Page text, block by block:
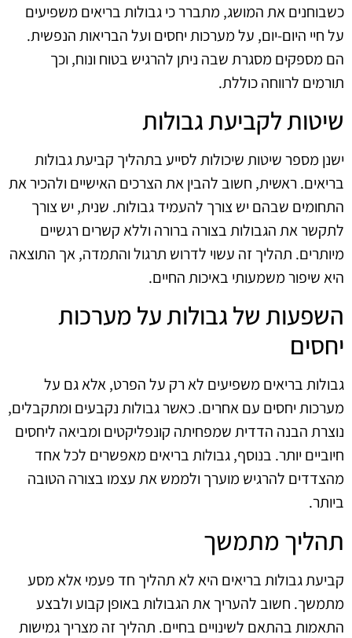
כשבוחנים את המושג, מתברר כי גבולות בריאים משפיעים
על חיי היום-יום, על מערכות יחסים ועל הבריאות הנפשית.
הם מספקים מסגרת שבה ניתן להרגיש בטוח ונוח, וכך
תורמים לרווחה כוללת.
שיטות לקביעת גבולות
ישנן מספר שיטות שיכולות לסייע בתהליך קביעת גבולות
בריאים. ראשית, חשוב להבין את הצרכים האישיים ולהכיר את
התחומים שבהם יש צורך להעמיד גבולות. שנית, יש צורך
לתקשר את הגבולות בצורה ברורה וללא קשרים רגשיים
מיותרים. תהליך זה עשוי לדרוש תרגול והתמדה, אך התוצאה
היא שיפור משמעותי באיכות החיים.
השפעות של גבולות על מערכות
יחסים
גבולות בריאים משפיעים לא רק על הפרט, אלא גם על
מערכות יחסים עם אחרים. כאשר גבולות נקבעים ומתקבלים,
נוצרת הבנה הדדית שמפחיתה קונפליקטים ומביאה ליחסים
חיוביים יותר. בנוסף, גבולות בריאים מאפשרים לכל אחד
מהצדדים להרגיש מוערך ולממש את עצמו בצורה הטובה
ביותר.
תהליך מתמשך
קביעת גבולות בריאים היא לא תהליך חד פעמי אלא מסע
מתמשך. חשוב להעריך את הגבולות באופן קבוע ולבצע
התאמות בהתאם לשינויים בחיים. תהליך זה מצריך גמישות